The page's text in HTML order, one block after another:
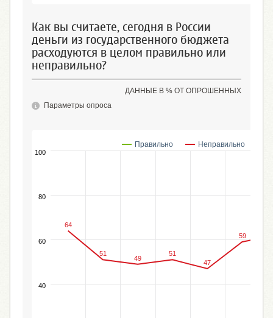
Как вы считаете, сегодня в России
деньги из государственного бюджета
расходуются в целом правильно или
неправильно?
ДАННЫЕ В % ОТ ОПРОШЕННЫХ
Параметры опроса
64
51
49
51
47
59
Правильно Неправильно
40
60
80
100